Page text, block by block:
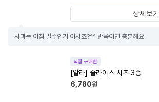
상세보기
사과는 아침 필수인거 아시죠?^^ 반쪽이면 충분해요
직접 구매한
[알라] 슬라이스 치즈 3종
6,780원